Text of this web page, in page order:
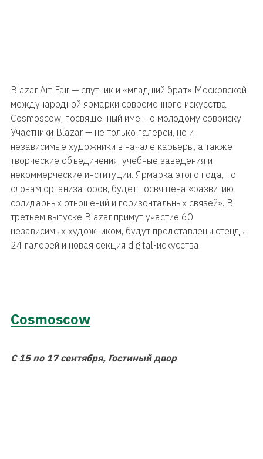
Blazar Art Fair — спутник и «младший брат» Московской
международной ярмарки современного искусства
Cosmoscow, посвященный именно молодому совриску.
Участники Blazar — не только галереи, но и
независимые художники в начале карьеры, а также
творческие объединения, учебные заведения и
некоммерческие институции. Ярмарка этого года, по
словам организаторов, будет посвящена «развитию
солидарных отношений и горизонтальных связей». В
третьем выпуске Blazar примут участие 60
независимых художником, будут представлены стенды
24 галерей и новая секция digital-искусства.
Cosmoscow
С 15 по 17 сентября, Гостиный двор